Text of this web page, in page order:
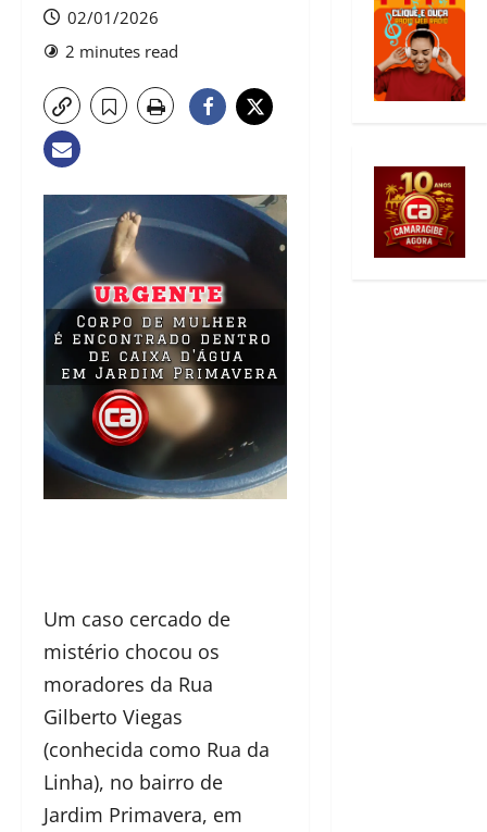
02/01/2026
2 minutes read
Um caso cercado de
mistério chocou os
moradores da Rua
Gilberto Viegas
(conhecida como Rua da
Linha), no bairro de
Jardim Primavera, em